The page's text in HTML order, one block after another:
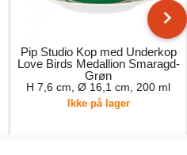
Pip Studio Kop med Underkop
Love Birds Medallion Smaragd-
Grøn
H 7,6 cm, Ø 16,1 cm, 200 ml
Ikke på lager